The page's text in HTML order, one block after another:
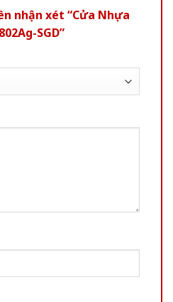
nhận xét “Cửa Nhựa
SGD”